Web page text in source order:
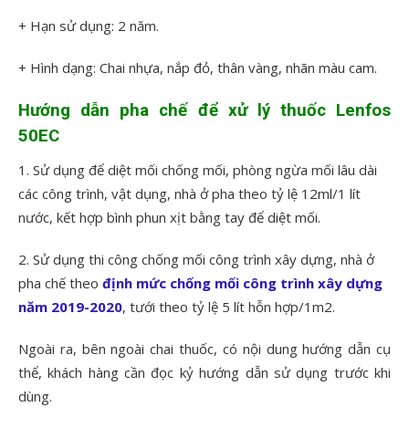
+ Hạn sử dụng: 2 năm.
+ Hình dạng: Chai nhựa, nắp đỏ, thân vàng, nhãn màu cam.
Hướng dẫn pha chế để xử lý thuốc Lenfos
50EC
1. Sử dụng để diệt mối chống mối, phòng ngừa mối lâu dài
các công trình, vật dụng, nhà ở pha theo tỷ lệ 12ml/1 lít
nước, kết hợp bình phun xịt bằng tay để diệt mối.
2. Sử dụng thi công chống mối công trình xây dựng, nhà ở
pha chế theo định mức chống mối công trình xây dựng
năm 2019-2020, tưới theo tỷ lệ 5 lít hỗn hợp/1m2.
Ngoài ra, bên ngoài chai thuốc, có nội dung hướng dẫn cụ
thể, khách hàng cần đọc kỷ hướng dẫn sử dụng trước khi
dùng.